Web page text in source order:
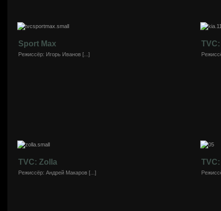
Sport Max
Режиссёр: Игорь Иванов [...]
TVC: Zolla
Режиссёр: Андрей Макаров [...]